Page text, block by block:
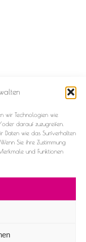
wir Technologien wie
darauf zuzugreifen.
Daten wie das Surfverhalten
Sie ihre Zustimmung
und Funktionen